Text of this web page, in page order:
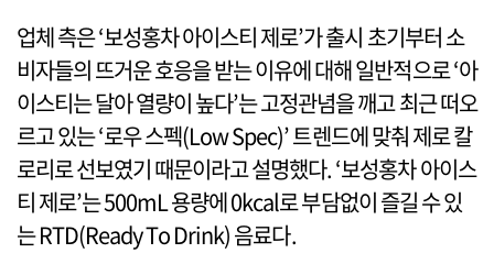
업체 측은 ‘보성홍차 아이스티 제로’가 출시 초기부터 소
비자들의 뜨거운 호응을 받는 이유에 대해 일반적으로 ‘아
이스티는 달아 열량이 높다’는 고정관념을 깨고 최근 떠오
르고 있는 ‘로우 스펙(Low Spec)’ 트렌드에 맞춰 제로 칼
로리로 선보였기 때문이라고 설명했다. ‘보성홍차 아이스
티 제로’는 500mL 용량에 0kcal로 부담없이 즐길 수 있
는 RTD(Ready To Drink) 음료다.